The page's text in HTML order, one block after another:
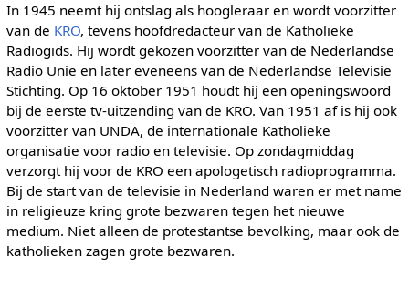
In 1945 neemt hij ontslag als hoogleraar en wordt voorzitter
van de KRO, tevens hoofdredacteur van de Katholieke
Radiogids. Hij wordt gekozen voorzitter van de Nederlandse
Radio Unie en later eveneens van de Nederlandse Televisie
Stichting. Op 16 oktober 1951 houdt hij een openingswoord
bij de eerste tv-uitzending van de KRO. Van 1951 af is hij ook
voorzitter van UNDA, de internationale Katholieke
organisatie voor radio en televisie. Op zondagmiddag
verzorgt hij voor de KRO een apologetisch radioprogramma.
Bij de start van de televisie in Nederland waren er met name
in religieuze kring grote bezwaren tegen het nieuwe
medium. Niet alleen de protestantse bevolking, maar ook de
katholieken zagen grote bezwaren.